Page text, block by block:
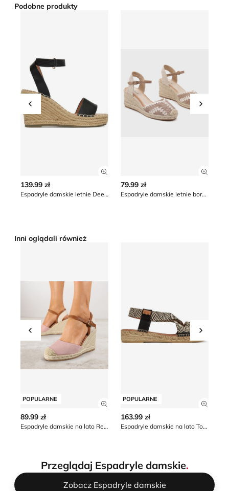
Podobne produkty
Przesuń w lewo
Zobacz szczegóły produktu
139.99 zł
Espadryle damskie letnie DeeZee
79.99 zł
Espadryle damskie letnie born2be
Inni oglądali również
Przesuń w lewo
POPULARNE
Zobacz szczegóły produktu
89.99 zł
Espadryle damskie na lato Renee
POPULARNE
163.99 zł
Espadryle damskie na lato Toni Pons
Przeglądaj Espadryle damskie.
Zobacz Espadryle damskie